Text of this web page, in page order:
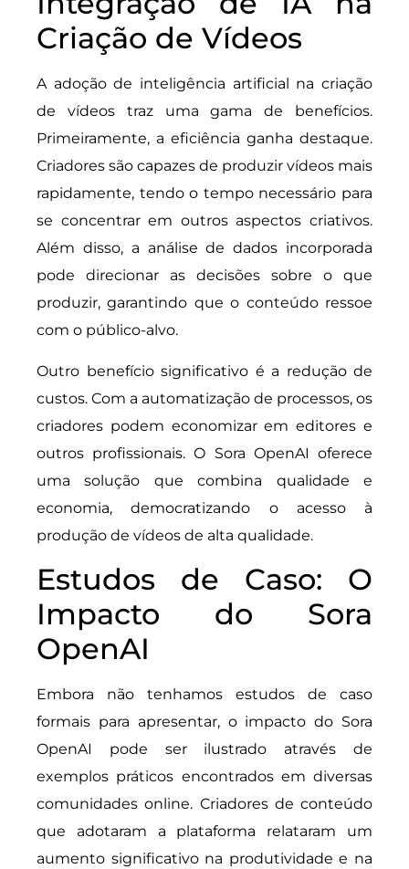
Criação de Vídeos
A adoção de inteligência artificial na criação
de vídeos traz uma gama de benefícios.
Primeiramente, a eficiência ganha destaque.
Criadores são capazes de produzir vídeos mais
rapidamente, tendo o tempo necessário para
se concentrar em outros aspectos criativos.
Além disso, a análise de dados incorporada
pode direcionar as decisões sobre o que
produzir, garantindo que o conteúdo ressoe
com o público-alvo.
Outro benefício significativo é a redução de
custos. Com a automatização de processos, os
criadores podem economizar em editores e
outros profissionais. O Sora OpenAI oferece
uma solução que combina qualidade e
economia, democratizando o acesso à
produção de vídeos de alta qualidade.
Estudos de Caso: O
Impacto do Sora
OpenAI
Embora não tenhamos estudos de caso
formais para apresentar, o impacto do Sora
OpenAI pode ser ilustrado através de
exemplos práticos encontrados em diversas
comunidades online. Criadores de conteúdo
que adotaram a plataforma relataram um
aumento significativo na produtividade e na